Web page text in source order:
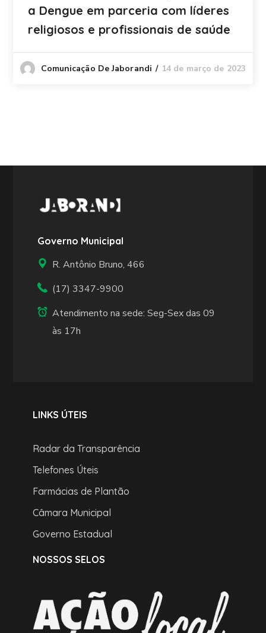
a Dengue em parceria com líderes
religiosos e profissionais de saúde
Comunicação De Jaborandi 14 de março de 2023
Governo Municipal
R. Antônio Bruno, 466
(17) 3347-9900
Atendimento na sede: Seg-Sex das 09
às 17h
LINKS ÚTEIS
Radar da Transparência
Telefones Úteis
Farmácias de Plantão
Câmara Municipal
Governo Estadual
NOSSOS SELOS